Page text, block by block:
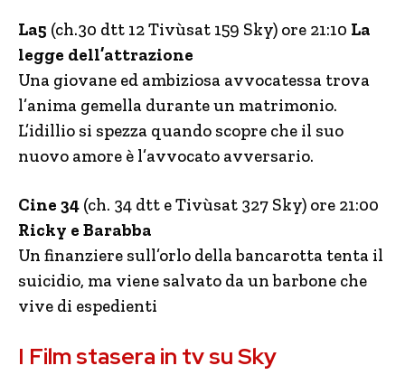
La5 (ch.30 dtt 12 Tivùsat 159 Sky) ore 21:10 La
legge dell’attrazione
Una giovane ed ambiziosa avvocatessa trova
l’anima gemella durante un matrimonio.
L’idillio si spezza quando scopre che il suo
nuovo amore è l’avvocato avversario.
Cine 34 (ch. 34 dtt e Tivùsat 327 Sky) ore 21:00
Ricky e Barabba
Un finanziere sull’orlo della bancarotta tenta il
suicidio, ma viene salvato da un barbone che
vive di espedienti
I Film stasera in tv su Sky